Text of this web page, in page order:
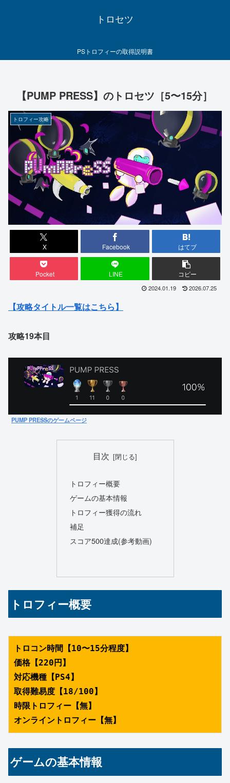
トロセツ
PSトロフィーの取得説明書
【PUMP PRESS】のトロセツ［5〜15分］
トロフィー攻略
X Facebook はてブ
Pocket LINE コピー
2024.01.19 2026.07.25
【攻略タイトル一覧はこちら】
攻略19本目
PUMP PRESSのゲームページ
目次
トロフィー概要
ゲームの基本情報
トロフィー獲得の流れ
補足
スコア500達成(参考動画)
トロフィー概要
トロコン時間【10〜15分程度】
価格【220円】
対応機種【PS4】
取得難易度【18/100】
時限トロフィー【無】
オンライントロフィー【無】
ゲームの基本情報